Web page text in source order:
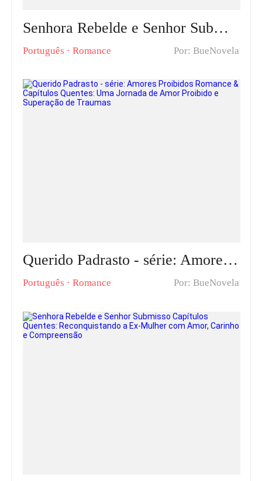
Senhora Rebelde e Senhor Submisso Capítulos Quentes: Coraç?es em Conflito
Português ·Romance Por: BueNovela
Querido Padrasto - série: Amores Proibidos Romance & Capítulos Quentes: Uma Jornada de Amor Proibido e Superação de Traumas
Português ·Romance Por: BueNovela